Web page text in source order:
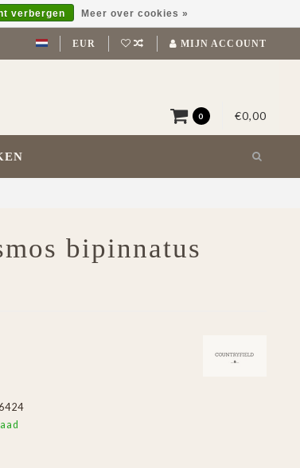
EUR MIJN ACCOUNT
0 €0,00
bipinnatus
verbergen Meer over cookies »